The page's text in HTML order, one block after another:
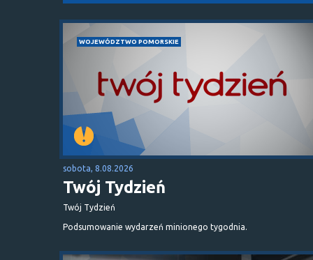
WOJEWÓDZTWO POMORSKIE
sobota, 8.08.2026
Twój Tydzień
Twój Tydzień
Podsumowanie wydarzeń minionego tygodnia.